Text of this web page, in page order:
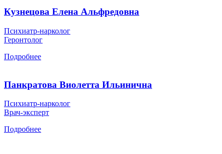
Кузнецова Елена Альфредовна
Психиатр-нарколог
Геронтолог
Подробнее
Панкратова Виолетта Ильинична
Психиатр-нарколог
Врач-эксперт
Подробнее